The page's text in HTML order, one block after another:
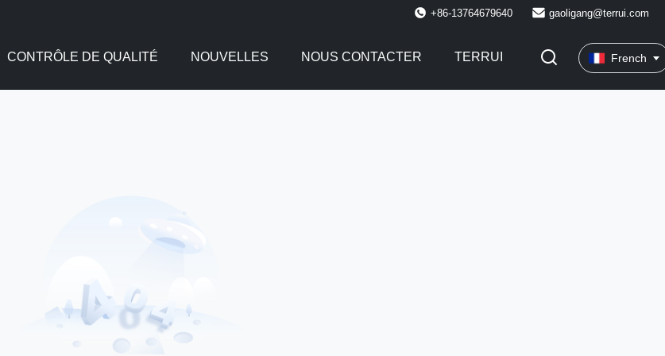
+86-13764679640 gaoligang@terrui.com
CONTRÔLE DE QUALITÉ NOUVELLES NOUS CONTACTER TERRUI French